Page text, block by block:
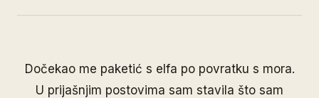
Dočekao me paketić s elfa po povratku s mora.
U prijašnjim postovima sam stavila što sam